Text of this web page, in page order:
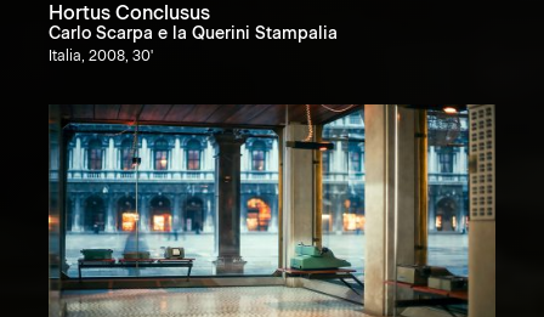
Hortus Conclusus
Carlo Scarpa e la Querini Stampalia
Italia, 2008, 30'